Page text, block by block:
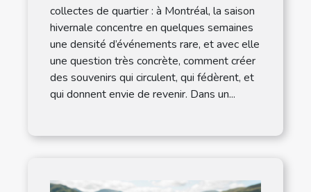
collectes de quartier : à Montréal, la saison
hivernale concentre en quelques semaines
une densité d’événements rare, et avec elle
une question très concrète, comment créer
des souvenirs qui circulent, qui fédèrent, et
qui donnent envie de revenir. Dans un...